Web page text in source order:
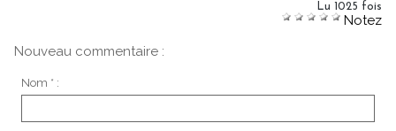
Lu 1025 fois
Notez
Nouveau commentaire :
Nom * :